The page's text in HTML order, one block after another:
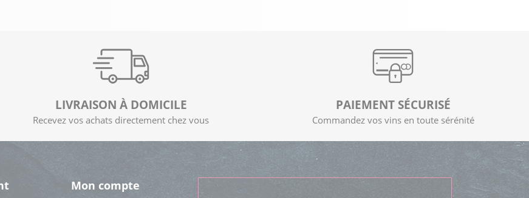
LIVRAISON À DOMICILE
Recevez vos achats directement chez vous
PAIEMENT SÉCURISÉ
Commandez vos vins en toute sérénité
Mon compte